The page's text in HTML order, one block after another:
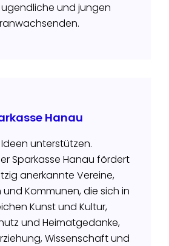
und jungen
Hanau
unterstützen.
Sparkasse Hanau fördert
anerkannte Vereine,
Kommunen, die sich in
Kunst und Kultur,
und Heimatgedanke,
Wissenschaft und